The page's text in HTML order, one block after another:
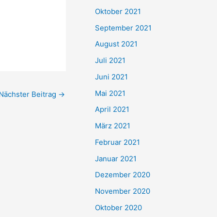
Beitrag →
e
n
h
:
Oktober 2021
September 2021
August 2021
Juli 2021
Juni 2021
Mai 2021
April 2021
März 2021
Februar 2021
Januar 2021
Dezember 2020
November 2020
Oktober 2020